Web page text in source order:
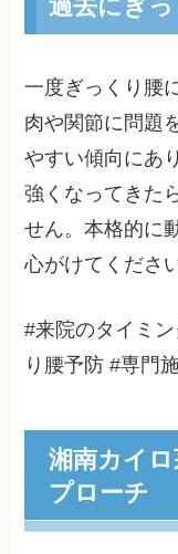
一度ぎっくり腰
肉や関節に問題
やすい傾向にあ
強くなってきた
せん。本格的に
心がけてくださ
#来院のタイミ
り腰予防 #専門
湘南カイ
プローチ